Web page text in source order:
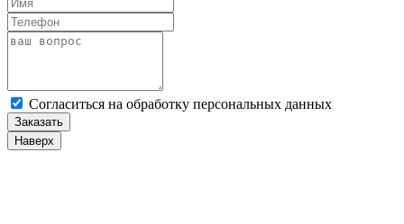
Cогласиться на обработку персональных данных
Заказать
Наверх